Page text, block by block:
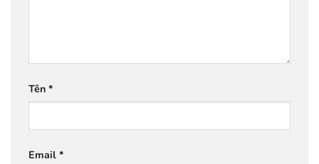
Tên *
Email *